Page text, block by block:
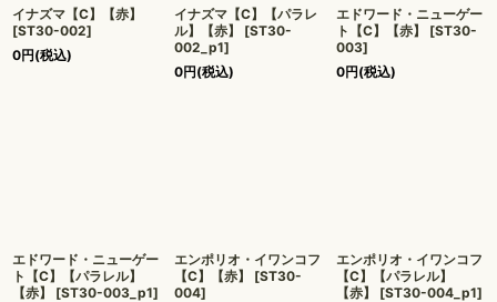
イナズマ【C】【赤】
[ST30-002]
0円(税込)
イナズマ【C】【パラレ
ル】【赤】
[ST30-
002_p1]
0円(税込)
エドワード・ニューゲー
ト【C】【赤】
[ST30-
003]
0円(税込)
エドワード・ニューゲー
ト【C】【パラレル】
【赤】
[ST30-003_p1]
エンポリオ・イワンコフ
【C】【赤】
[ST30-
004]
エンポリオ・イワンコフ
【C】【パラレル】
【赤】
[ST30-004_p1]